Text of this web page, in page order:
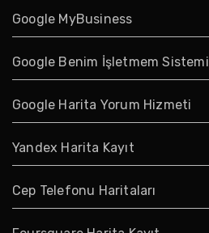
Google MyBusiness
Google Benim İşletmem Sistemi
Google Harita Yorum Hizmeti
Yandex Harita Kayıt
Cep Telefonu Haritaları